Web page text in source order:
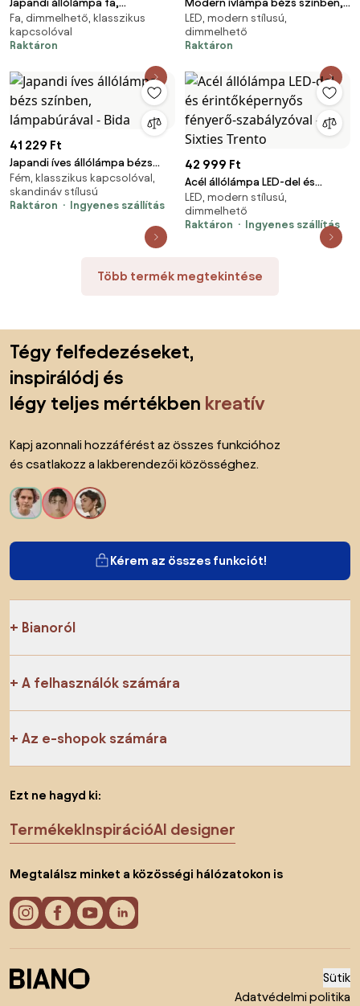
Japandi állólámpa fa,
vászonernyővel 90cm - Lamel
Fa, dimmelhető, klasszikus
kapcsolóval
Raktáron
Modern ívlámpa bézs színben,
teddy szövetbúrával - Vinossa
LED, modern stílusú,
dimmelhető
Raktáron
41 229 Ft
Japandi íves állólámpa bézs
színben, lámpabúrával - Bida
Fém, klasszikus kapcsolóval,
skandináv stílusú
Raktáron
Ingyenes szállítás
42 999 Ft
Acél állólámpa LED-del és
érintőképernyős fényerő-
szabályzóval - Sixties Trento
LED, modern stílusú,
dimmelhető
Raktáron
Ingyenes szállítás
Több termék megtekintése
Tégy felfedezéseket,
inspirálódj és
légy teljes mértékben kreatív
Kapj azonnali hozzáférést az összes funkcióhoz
és csatlakozz a lakberendezői közösséghez.
Kérem az összes funkciót!
Bianoról
A felhasználók számára
Az e-shopok számára
Ezt ne hagyd ki:
TermékekInspirációAI designer
Megtalálsz minket a közösségi hálózatokon is
Sütik
Adatvédelmi politika